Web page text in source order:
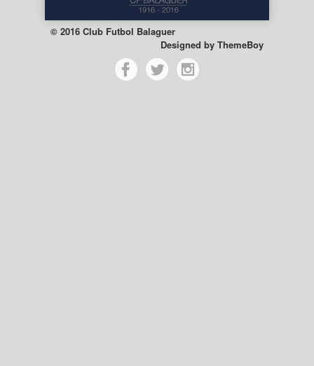
© 2016 Club Futbol Balaguer
Designed by ThemeBoy